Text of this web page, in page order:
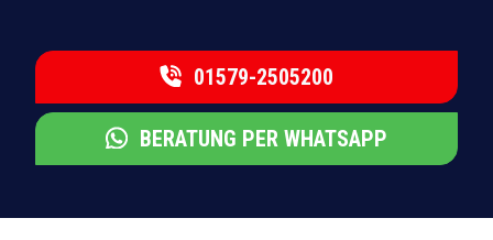
01579-2505200
BERATUNG PER WHATSAPP